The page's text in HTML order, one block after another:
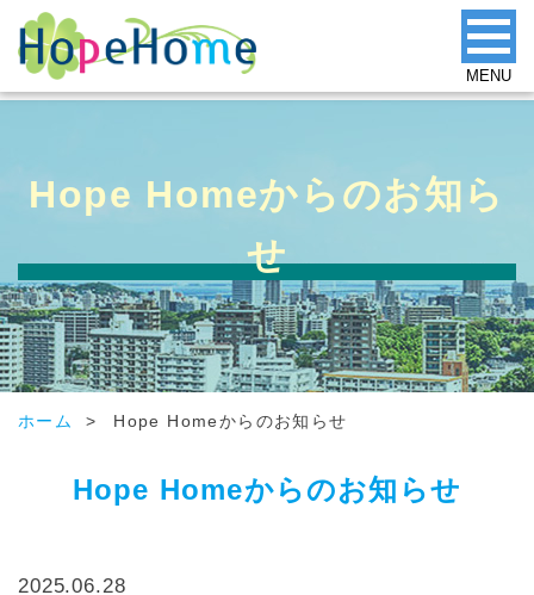
MENU
Hope Homeからのお知ら
せ
ホーム > Hope Homeからのお知らせ
Hope Homeからのお知らせ
2025.06.28